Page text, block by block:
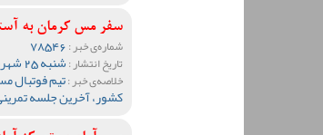
سفر مس کرمان به
شماره‌ی خبر :
تاریخ انتشار :شنبه 25 شهریور ماه 1402 ساعت 00:45
خلاصه‌ی خبر :تیم فوتبال
کشور، آخرین جلسه